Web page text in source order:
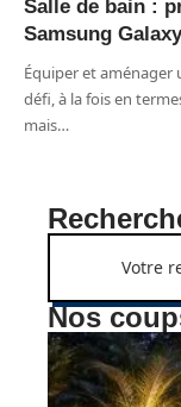
Salle de bain :
Samsung Galaxy
Équiper et aménager
défi, à la fois en
mais…
Nos